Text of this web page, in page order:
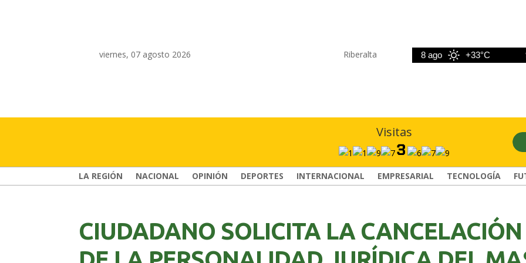
viernes, 07 agosto 2026 Riberalta
+33°C 8 ago +33°C 9
Visitas
LA REGIÓN NACIONAL OPINIÓN DEPORTES INTERNACIONAL EMPRESARIAL TECNOLOGÍA
CIUDADANO SOLICITA LA CANCELACIÓN